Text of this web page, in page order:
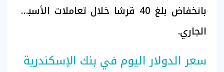
بانخفاض بلغ 40 قرشا خلال تعاملات الأسبوع
الجاري.
سعر الدولار اليوم في بنك الإسكندرية